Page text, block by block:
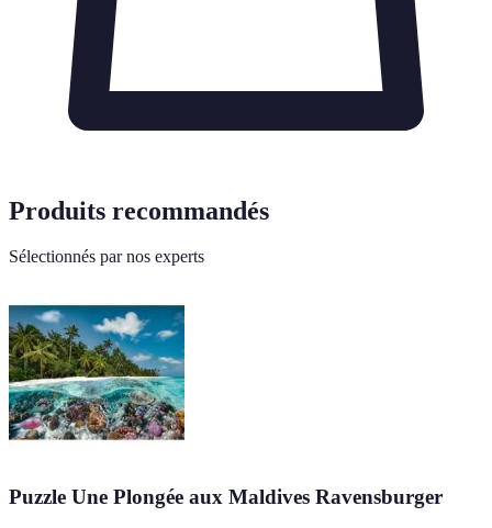
Produits recommandés
Sélectionnés par nos experts
Puzzle Une Plongée aux Maldives Ravensburger